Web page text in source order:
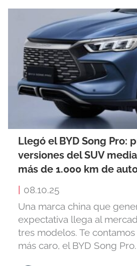
Llegó el BYD Song Pro:
versiones del SUV
más de 1.000 km de
| 08.10.25
Una marca china que
expectativa llega al
tres modelos. Te
más caro, el BYD Song Pro.